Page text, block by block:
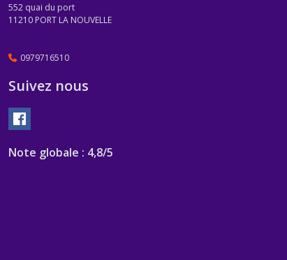
552 quai du port
11210 PORT LA NOUVELLE
0979716510
Suivez nous
Note globale : 4,8/5